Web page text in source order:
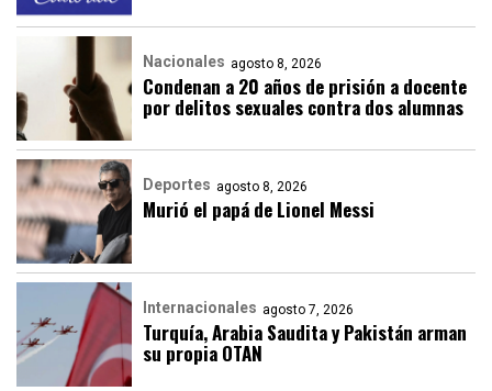
Nacionales agosto 8, 2026
Condenan a 20 años de prisión a docente
por delitos sexuales contra dos alumnas
Deportes agosto 8, 2026
Murió el papá de Lionel Messi
Internacionales agosto 7, 2026
Turquía, Arabia Saudita y Pakistán arman
su propia OTAN